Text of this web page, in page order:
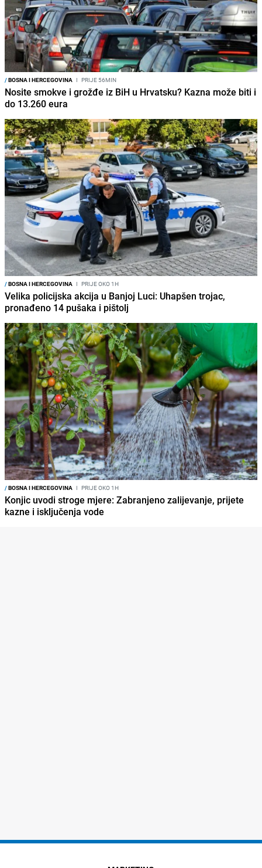
/BOSNA I HERCEGOVINA I PRIJE 56MIN
Nosite smokve i grožđe iz BiH u Hrvatsku? Kazna može biti i
do 13.260 eura
/BOSNA I HERCEGOVINA I PRIJE OKO 1H
Velika policijska akcija u Banjoj Luci: Uhapšen trojac,
pronađeno 14 pušaka i pištolj
/BOSNA I HERCEGOVINA I PRIJE OKO 1H
Konjic uvodi stroge mjere: Zabranjeno zalijevanje, prijete
kazne i isključenja vode